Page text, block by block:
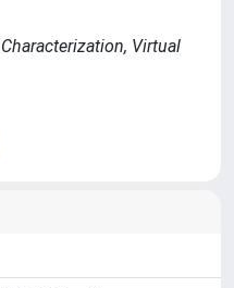
Virtual